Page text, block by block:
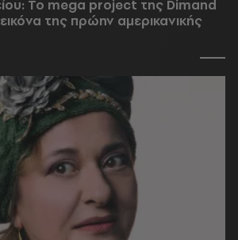
To mega project της Dimand
της πρώην αμερικανικής